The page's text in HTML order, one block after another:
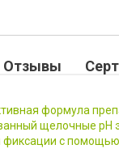
Отзывы
формула
щелочные рН
с помощью